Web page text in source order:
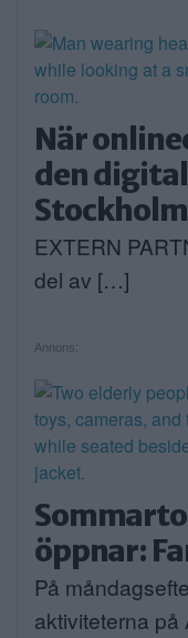
När
den
Stockholm
EXTERN
del av […]
Annons:
öppnar:
På
aktiviteterna